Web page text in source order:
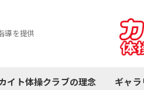
導を提供
イト体操クラブの理念 ギャラ